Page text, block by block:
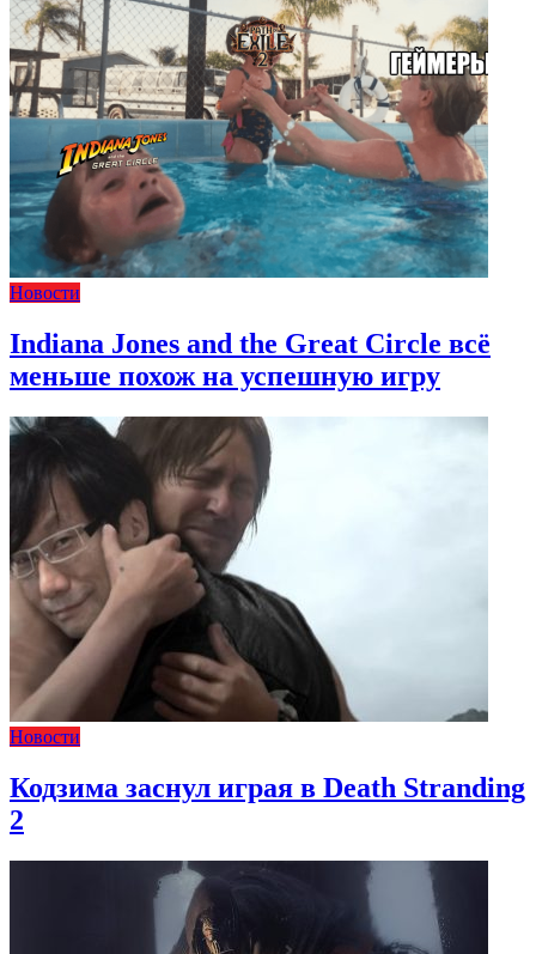
Новости
Indiana Jones and the Great Circle всё
меньше похож на успешную игру
Новости
Кодзима заснул играя в Death Stranding
2